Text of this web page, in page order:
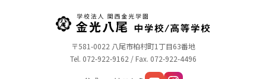
〒581-0022 八尾市柏村町1丁目63番地
Tel. 072-922-9162 / Fax. 072-922-4496